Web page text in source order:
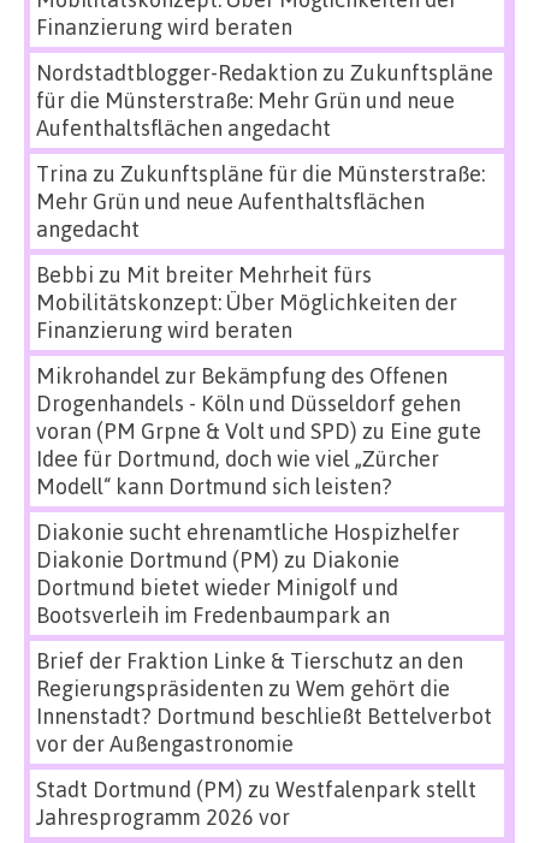
Finanzierung wird beraten
Nordstadtblogger-Redaktion zu Zukunftspläne
für die Münsterstraße: Mehr Grün und neue
Aufenthaltsflächen angedacht
Trina zu Zukunftspläne für die Münsterstraße:
Mehr Grün und neue Aufenthaltsflächen
angedacht
Bebbi zu Mit breiter Mehrheit fürs
Mobilitätskonzept: Über Möglichkeiten der
Finanzierung wird beraten
Mikrohandel zur Bekämpfung des Offenen
Drogenhandels - Köln und Düsseldorf gehen
voran (PM Grpne & Volt und SPD) zu Eine gute
Idee für Dortmund, doch wie viel „Zürcher
Modell“ kann Dortmund sich leisten?
Diakonie sucht ehrenamtliche Hospizhelfer
Diakonie Dortmund (PM) zu Diakonie
Dortmund bietet wieder Minigolf und
Bootsverleih im Fredenbaumpark an
Brief der Fraktion Linke & Tierschutz an den
Regierungspräsidenten zu Wem gehört die
Innenstadt? Dortmund beschließt Bettelverbot
vor der Außengastronomie
Stadt Dortmund (PM) zu Westfalenpark stellt
Jahresprogramm 2026 vor